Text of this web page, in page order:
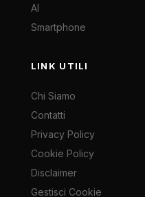
AI
Smartphone
LINK UTILI
Chi Siamo
Contatti
Privacy Policy
Cookie Policy
Disclaimer
Gestisci Cookie